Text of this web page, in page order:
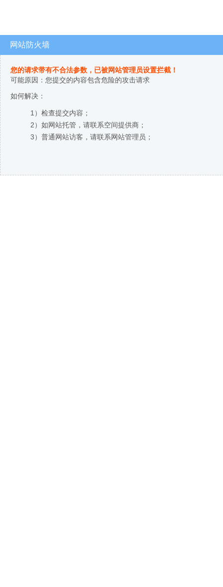
网站防火墙
您的请求带有不合法参数，已被网站管理员设置拦截！
可能原因：您提交的内容包含危险的攻击请求
如何解决：
1）检查提交内容；
2）如网站托管，请联系空间提供商；
3）普通网站访客，请联系网站管理员；